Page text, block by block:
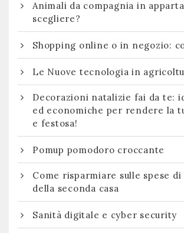
Animali da compagnia in
scegliere?
Shopping online o in negozio:
Le Nuove tecnologia in
Decorazioni natalizie fai da te:
ed economiche per rendere la
e festosa!
Pomup pomodoro croccante
Come risparmiare sulle spese
della seconda casa
Sanità digitale e cyber security